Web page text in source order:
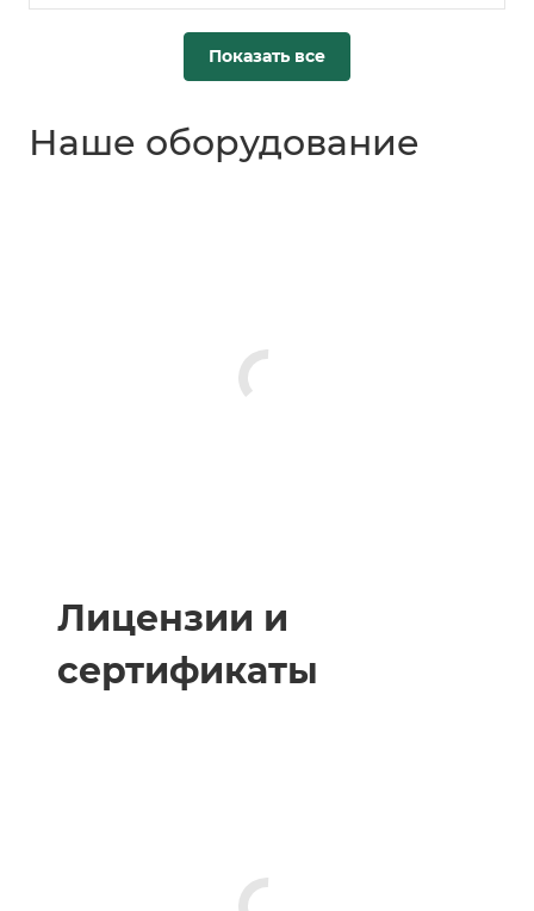
Показать все
Наше оборудование
Лицензии и
сертификаты